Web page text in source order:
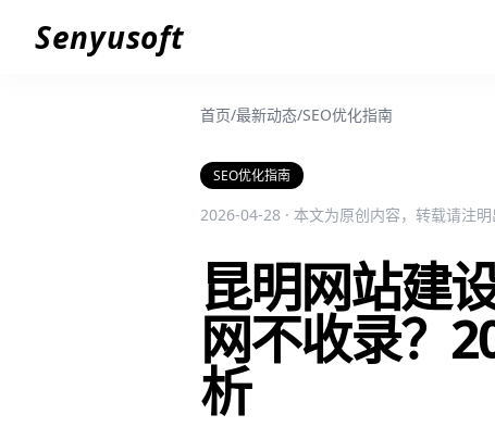
Senyusoft
首页/最新动态/SEO优化指南
SEO优化指南
2026-04-28 · 本文为原创内容，转载请注明
昆明网站建
网不收录？
析